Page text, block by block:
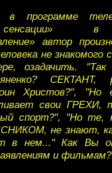
в программе
сенсации»
автор
не знакомого
озадачить.
СЕКТАНТ,
Христов?", "Но
свои ГРЕХИ,
спорт?", "Но те,
не знают,
в нем..." Как Вы
и фильмам?